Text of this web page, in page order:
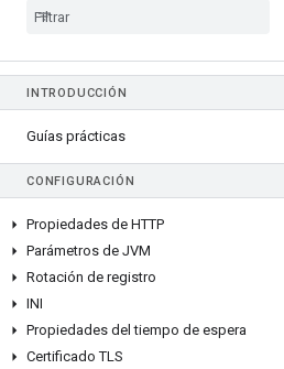
INTRODUCCIÓN
Guías prácticas
CONFIGURACIÓN
Propiedades de HTTP
Parámetros de JVM
Rotación de registro
INI
Propiedades del tiempo de espera
Certificado TLS